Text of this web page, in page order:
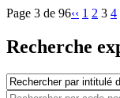
Page 3 de 96‹‹ 1 2 3 4
Recherche